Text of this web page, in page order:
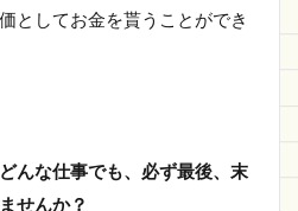
としてお金を貰うことができ
んな仕事でも、必ず最後、末
せんか？